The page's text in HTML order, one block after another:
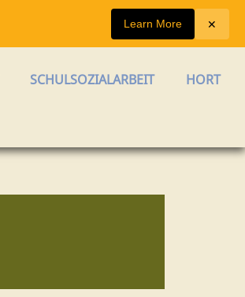
Learn More ✕
SCHULSOZIALARBEIT HORT